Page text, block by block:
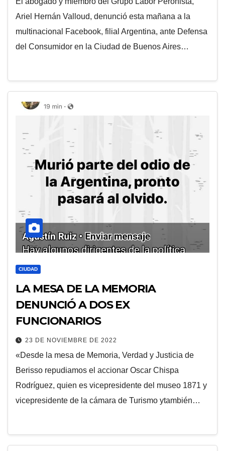
Ariel Hernán Valloud, denunció esta mañana a la
multinacional Facebook, filial Argentina, ante Defensa
del Consumidor en la Ciudad de Buenos Aires…
CIUDAD
LA MESA DE LA MEMORIA
DENUNCIÓ A DOS EX
FUNCIONARIOS
23 DE NOVIEMBRE DE 2022
«Desde la mesa de Memoria, Verdad y Justicia de
Berisso repudiamos el accionar Oscar Chispa
Rodríguez, quien es vicepresidente del museo 1871 y
vicepresidente de la cámara de Turismo ytambién…